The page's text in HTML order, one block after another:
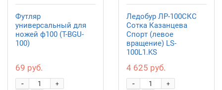
Футляр
универсальный для
ножей ф100 (T-BGU-
100)
69 руб.
+
-
Ледобур ЛР-100СКС
Сотка Казанцева
Спорт (левое
вращение) LS-
100L1.KS
4 625 руб.
+
-